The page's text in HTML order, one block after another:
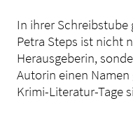
In ihrer Schreibstube
Petra Steps ist nicht
Herausgeberin,
Autorin einen
Krimi-Literatur-Tage